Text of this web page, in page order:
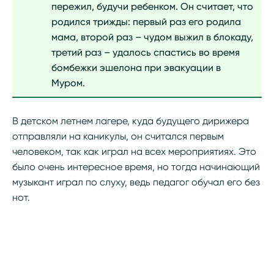
пережил, будучи ребенком. Он считает, что
родился трижды: первый раз его родила
мама, второй раз – чудом выжил в блокаду,
третий раз – удалось спастись во время
бомбежки эшелона при эвакуации в
Муром.
В детском летнем лагере, куда будущего дирижера
отправляли на каникулы, он считался первым
человеком, так как играл на всех мероприятиях. Это
было очень интересное время, но тогда начинающий
музыкант играл по слуху, ведь педагог обучал его без
нот.